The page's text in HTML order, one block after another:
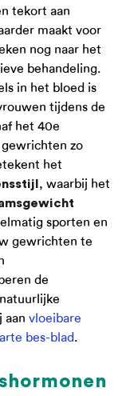
tekort aan
maakt voor
nog naar het
behandeling.
in het bloed is
tijdens de
het 40e
zo
het
, waarbij het
sporten en
gewrichten te
de
aan vloeibare
bes-blad.